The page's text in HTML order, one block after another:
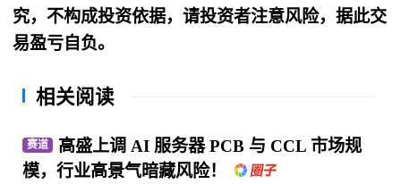
究，不构成投资依据，请投资者注意风险，据此交
易盈亏自负。
相关阅读
赛道
高盛上调 AI 服务器 PCB 与 CCL 市场规
模，行业高景气暗藏风险！